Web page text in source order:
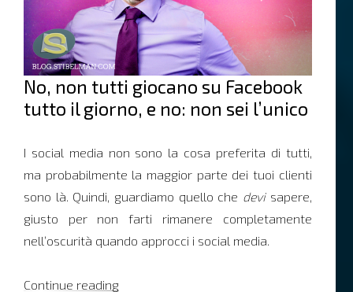
No, non tutti giocano su Facebook
tutto il giorno, e no: non sei l’unico
I social media non sono la cosa preferita di tutti,
ma probabilmente la maggior parte dei tuoi clienti
sono là. Quindi, guardiamo quello che devi sapere,
giusto per non farti rimanere completamente
nell’oscurità quando approcci i social media.
Continue reading“4 Consigli su come approcciare i social